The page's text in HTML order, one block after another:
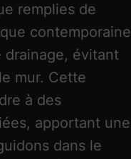
remplies de
contemporaine
évitant
mur. Cette
à des
apportant une
dans le